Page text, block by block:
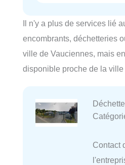
Il n'y a plus de services lié
encombrants, déchetteries
ville de Vauciennes, mais
disponible proche de la
Contact